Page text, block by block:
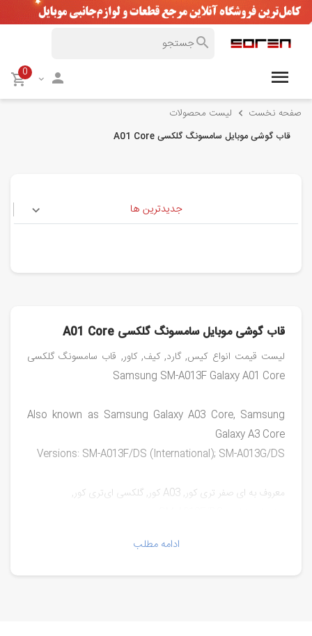
0
صفحه نخست لیست محصولات
قاب گوشی موبایل سامسونگ گلکسی A01 Core
جدیدترین ها
قاب گوشی موبایل سامسونگ گلکسی A01 Core
لیست قیمت انواع کیس, گارد, کیف, کاور, قاب سامسونگ گلکسی
Samsung SM-A013F Galaxy A01 Core
Also known as Samsung Galaxy A03 Core, Samsung
Galaxy A3 Core
Versions: SM-A013F/DS (International); SM-A013G/DS
معروف به ای صفر تری کور, A03 کور, گلکسی ای‌تری کور,
مدل‌ها:
ادامه مطلب